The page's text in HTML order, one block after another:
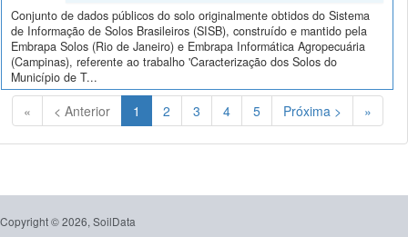
Conjunto de dados públicos do solo originalmente obtidos do Sistema
de Informação de Solos Brasileiros (SISB), construído e mantido pela
Embrapa Solos (Rio de Janeiro) e Embrapa Informática Agropecuária
(Campinas), referente ao trabalho 'Caracterização dos Solos do
Município de T...
« < Anterior 1 (Atual)
2 3 4 5 Próxima > »
Copyright © 2026, SoilData